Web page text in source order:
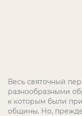
Весь святочный
разнообразными
к которым были
общины. Но,